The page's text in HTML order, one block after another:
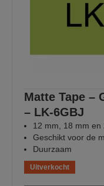
Matte Tape –
– LK-6GBJ
12 mm, 18 mm en
Geschikt voor de
Duurzaam
Uitverkocht